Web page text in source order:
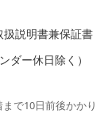
説明書兼保証書
ダー休日除く）
で10日前後かかり